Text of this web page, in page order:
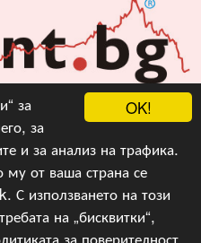
OK!
за
за
и за анализ на трафика.
му от ваша страна се
С използването на този
на „бисквитки“,
за поверителност
2022, 2023, v.3.0,Акцент